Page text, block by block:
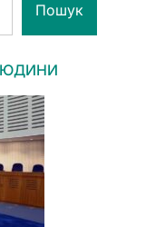
Пошук